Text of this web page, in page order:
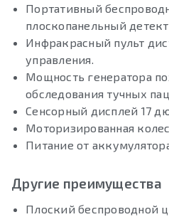
Портативный
плоскопанельный
Инфракрасный пульт
управления.
Мощность генератора
обследования тучных
Сенсорный дисплей 17
Моторизированная
Питание от
Другие преимущества
Плоский беспроводной